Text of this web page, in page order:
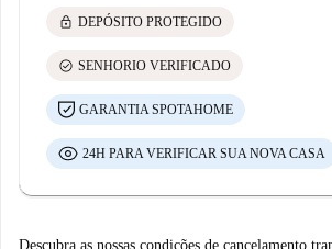
lock DEPÓSITO PROTEGIDO
check_circle SENHORIO VERIFICADO
GARANTIA SPOTAHOME
24H PARA VERIFICAR SUA NOVA CASA
Descubra as nossas condições de cancelamento